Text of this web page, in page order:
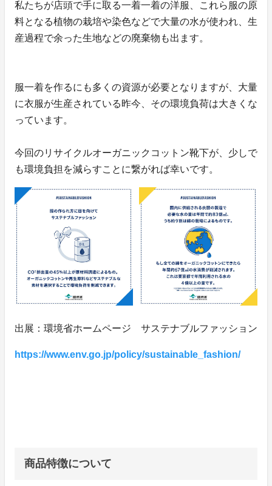
私たちが店頭で手に取る一着一着の洋服、これら服の原
料となる植物の栽培や染色などで大量の水が使われ、生
産過程で余った生地などの廃棄物も出ます。
服一着を作るにも多くの資源が必要となりますが、大量
に衣服が生産されている昨今、その環境負荷は大きくな
っています。
今回のリサイクルオーガニックコットン靴下が、少しで
も環境負担を減らすことに繋がれば幸いです。
出展：環境省ホームページ サステナブルファッション
https://www.env.go.jp/policy/sustainable_fashion/
商品特徴について